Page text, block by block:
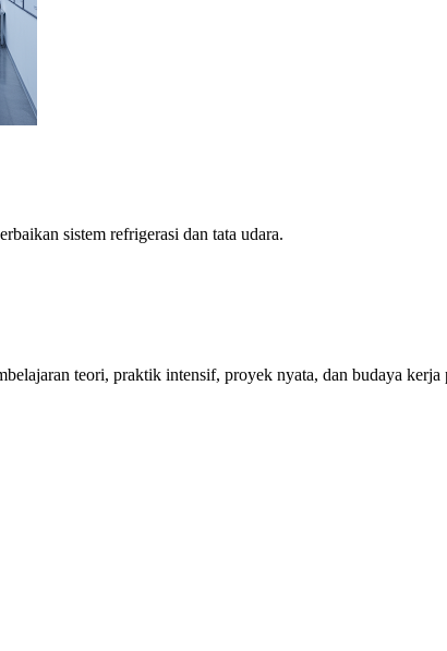
sistem refrigerasi dan tata udara.
teori, praktik intensif, proyek nyata, dan budaya kerja